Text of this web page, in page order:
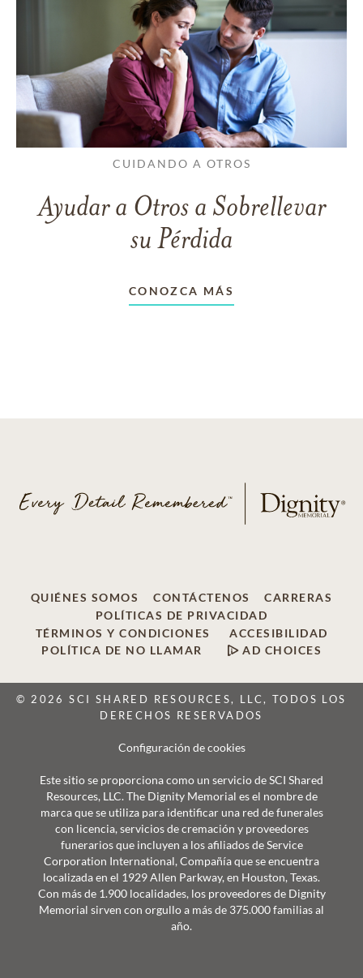
CUIDANDO A OTROS
Ayudar a Otros a Sobrellevar
su Pérdida
CONOZCA MÁS
QUIÉNES SOMOS CONTÁCTENOS
CARRERAS
POLÍTICAS DE PRIVACIDAD
TÉRMINOS Y CONDICIONES
ACCESIBILIDAD
POLÍTICA DE NO LLAMAR
AD CHOICES
© 2026 SCI SHARED RESOURCES, LLC, TODOS LOS
DERECHOS RESERVADOS
Configuración de cookies
Este sitio se proporciona como un servicio de SCI Shared
Resources, LLC. The Dignity Memorial es el nombre de
marca que se utiliza para identificar una red de funerales
con licencia, servicios de cremación y proveedores
funerarios que incluyen a los afiliados de Service
Corporation International, Compañía que se encuentra
localizada en el 1929 Allen Parkway, en Houston, Texas.
Con más de 1.900 localidades, los proveedores de Dignity
Memorial sirven con orgullo a más de 375.000 familias al
año.